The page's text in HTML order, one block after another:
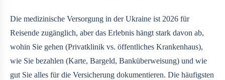
Die medizinische Versorgung in der Ukraine ist 2026 für
Reisende zugänglich, aber das Erlebnis hängt stark davon ab,
wohin Sie gehen (Privatklinik vs. öffentliches Krankenhaus),
wie Sie bezahlen (Karte, Bargeld, Banküberweisung) und wie
gut Sie alles für die Versicherung dokumentieren. Die häufigsten